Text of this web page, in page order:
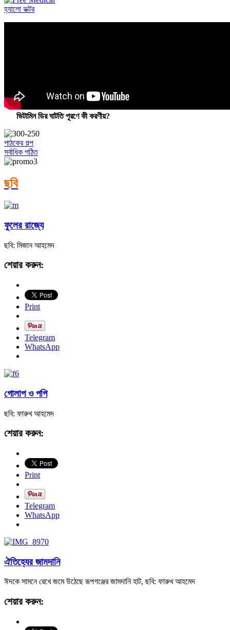
হ্যালো ডক্টর
ভিটামিন ডির ঘাটতি পূরণে কী করণীয়?
পাঠকের গল্প
সর্বাধিক পঠিত
ছবি
ফুলের রাজ্যে
ছবি: মিজান আহমেদ
শেয়ার করুন:
Print
Telegram
WhatsApp
গোলাপ ও পপি
ছবি: ফারুখ আহমেদ
শেয়ার করুন:
Print
Telegram
WhatsApp
ঐতিহ্যের জামদানি
ঈদকে সামনে রেখে জমে উঠেছে রূপগঞ্জের জামদানি হাট, ছবি: ফারুখ আহমেদ
শেয়ার করুন: